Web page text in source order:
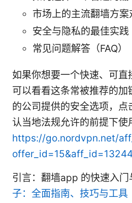
市场上的主流翻墙方案
安全与隐私的最佳实践
常见问题解答（FAQ）
如果你想要一个快速、可直
可以看看这条常被推荐的
的公司提供的安全选项，点
认当地法规允许的前提下使
https://go.nordvpn.net/
引言：翻墙app 的快速入门
子：全面指南、技巧与工